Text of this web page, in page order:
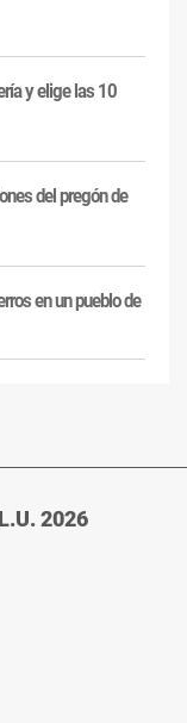
y elige las 10
del pregón de
en un pueblo de
2026